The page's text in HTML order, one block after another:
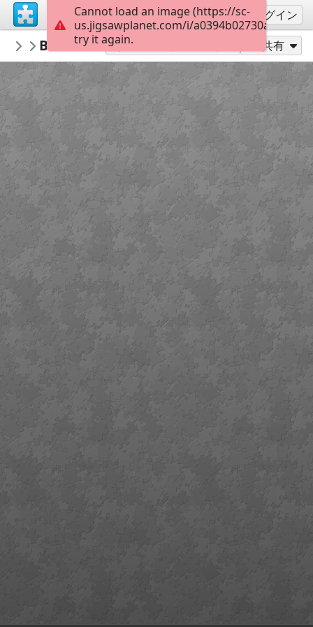
サインアップ ログイン
Gwynhefar925
Camping
Beach Camper別のピース数でプレイ 共有
Cannot load an image (https://sc-
us.jigsawplanet.com/i/
try it again.